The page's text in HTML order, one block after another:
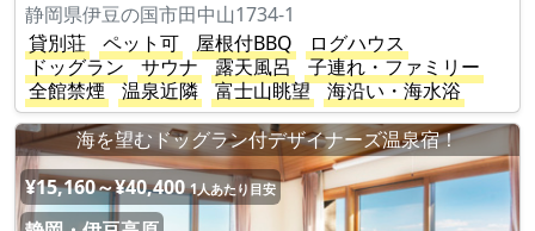
静岡県伊豆の国市田中山1734-1
貸別荘
ペット可 屋根付BBQ
ログハウス
ドッグラン
サウナ 露天風呂
子連れ・ファミリー
全館禁煙
温泉近隣 富士山眺望
海沿い・海水浴
海を望むドッグラン付デザイナーズ温泉宿！
¥15,160～¥40,400 1人あたり目安